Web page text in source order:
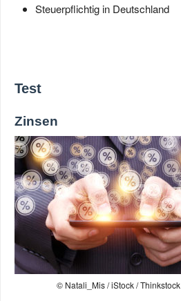
Steuerpflichtig in Deutschland
Test
Zinsen
© Natali_Mis / iStock / Thinkstock